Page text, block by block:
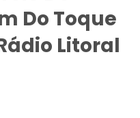
Do Toque
Litoral